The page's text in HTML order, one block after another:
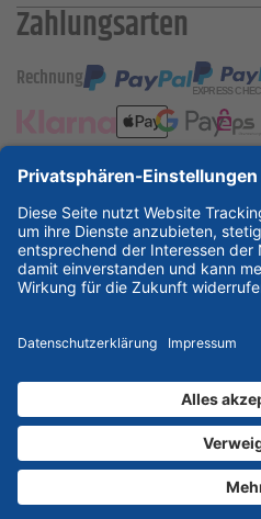
Zahlungsarten
Rechnung
ESSKA International
new new
Partner & Zertifikate